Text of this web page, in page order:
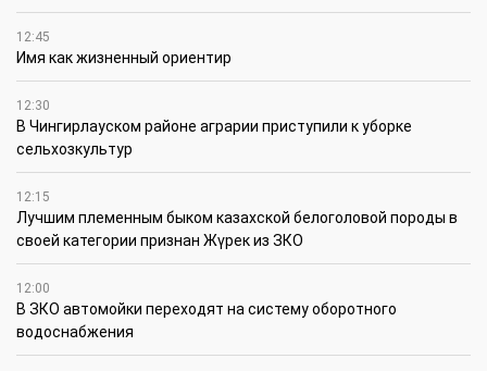
12:45
Имя как жизненный ориентир
12:30
В Чингирлауском районе аграрии приступили к уборке
сельхозкультур
12:15
Лучшим племенным быком казахской белоголовой породы в
своей категории признан Жүрек из ЗКО
12:00
В ЗКО автомойки переходят на систему оборотного
водоснабжения